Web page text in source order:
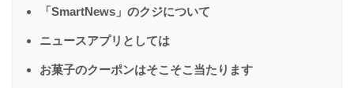
「SmartNews」のクジについて
ニュースアプリとしては
お菓子のクーポンはそこそこ当たります